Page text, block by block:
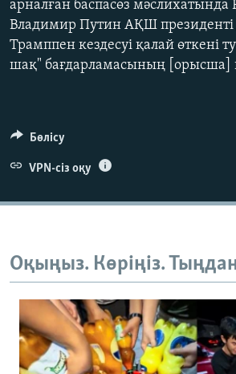
арналған баспасөз мәслихатында
Владимир Путин АҚШ президенті
Трамппен кездесуі қалай өткені
шақ" бағдарламасының [орысша]
Бөлісу
VPN-сіз оқу
Оқыңыз. Көріңіз.